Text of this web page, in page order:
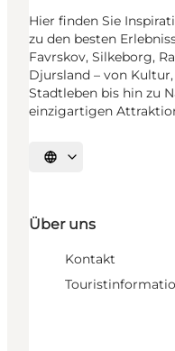
Hier finden Sie
zu den besten
Favrskov, Silkeborg,
Djursland – von
Stadtleben bis hin zu
einzigartigen
Sprache auswählen
Über uns
Kontakt